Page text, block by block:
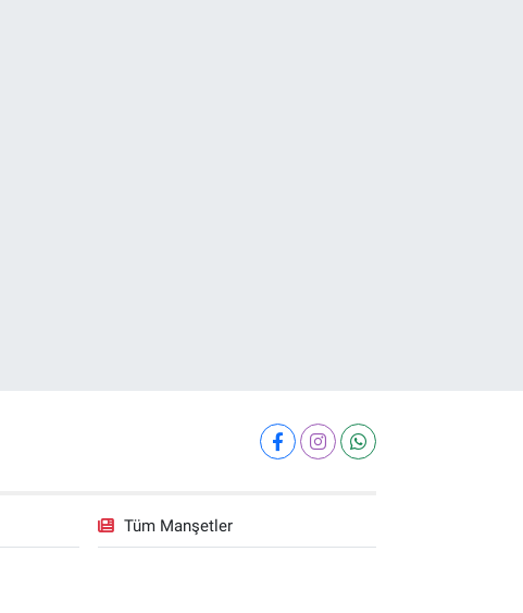
Tüm Manşetler